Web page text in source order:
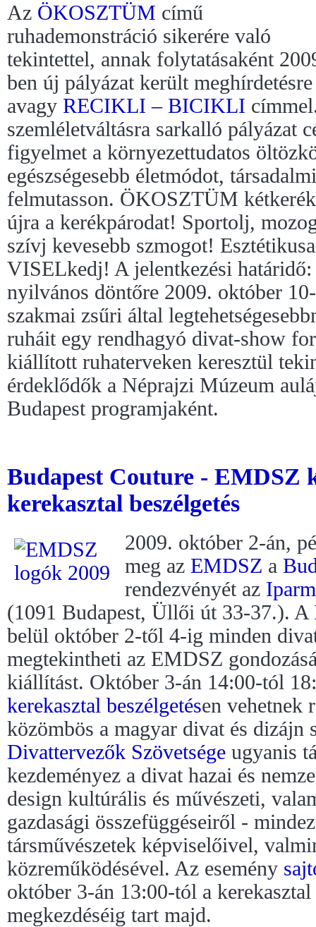
Az ÖKOSZTÜM című
ruhademonstráció sikerére való
tekintettel, annak folytatásaként
ben új pályázat került
avagy RECIKLI – BICIKLI
szemléletváltásra sarkalló pályázat
figyelmet a környezettudatos
egészségesebb életmódot,
felmutasson. ÖKOSZTÜM
újra a kerékpárodat! Sportolj,
szívj kevesebb szmogot!
VISELkedj! A jelentkezési
nyilvános döntőre 2009. október
szakmai zsűri által
ruháit egy rendhagyó divat-show
kiállított ruhaterveken keresztül
érdeklődők a Néprajzi Múzeum
Budapest programjaként.
Budapest Couture - EMDSZ
kerekasztal beszélgetés
2009. október 2-án,
meg az EMDSZ a
rendezvényét az
(1091 Budapest, Üllői út 33-37.). A
belül október 2-től 4-ig minden
megtekintheti az EMDSZ
kiállítást. Október 3-án 14:00-tól
kerekasztal beszélgetésen vehetnek
közömbös a magyar divat és dizájn
Divattervezők Szövetsége ugyanis
kezdeményez a divat hazai és
design kultúrális és művészeti,
gazdasági összefüggéseiről -
társművészetek képviselőivel,
közreműködésével. Az esemény
október 3-án 13:00-tól a kerekasztal
megkezdéséig tart majd.